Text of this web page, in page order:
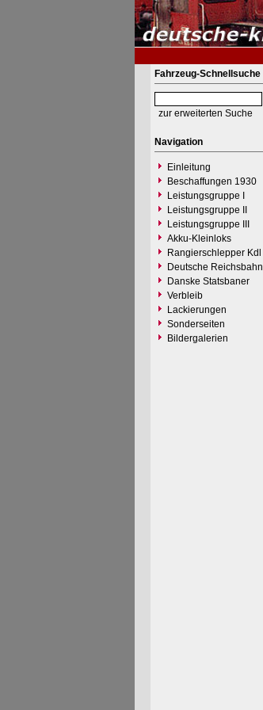
Fahrzeug-Schnellsuche
zur erweiterten Suche
Navigation
Einleitung
Beschaffungen 1930
Leistungsgruppe I
Leistungsgruppe II
Leistungsgruppe III
Akku-Kleinloks
Rangierschlepper Kdl
Deutsche Reichsbahn
Danske Statsbaner
Verbleib
Lackierungen
Sonderseiten
Bildergalerien